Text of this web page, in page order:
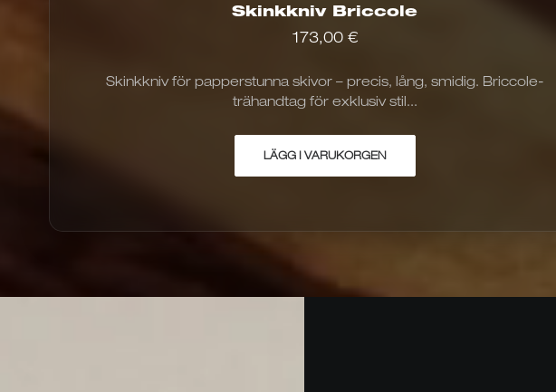
Skinkkniv Briccole
173,00 €
Skinkkniv för papperstunna skivor – precis, lång, smidig. Briccole-
trähandtag för exklusiv stil...
LÄGG I VARUKORGEN